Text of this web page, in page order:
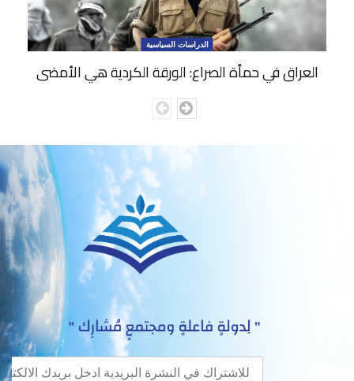
الدراسات السياسية
العراق في حمأة الصراع: الورقة الكردية هي الأمضى